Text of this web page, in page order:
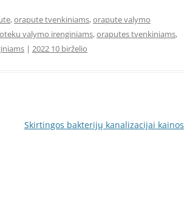
,orapute tvenkiniams,orapute valymo
valymo irenginiams,oraputes tvenkiniams,
| 2022 10 birželio
Skirtingos bakterijų kanalizacijai kainos